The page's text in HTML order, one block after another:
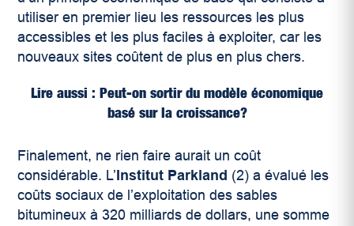
utiliser en premier lieu les ressources les plus
accessibles et les plus faciles à exploiter, car les
nouveaux sites coûtent de plus en plus chers.
Lire aussi : Peut-on sortir du modèle économique
basé sur la croissance?
Finalement, ne rien faire aurait un coût
considérable. L’ Institut Parkland (2) a évalué les
coûts sociaux de l’exploitation des sables
bitumineux à 320 milliards de dollars, une somme